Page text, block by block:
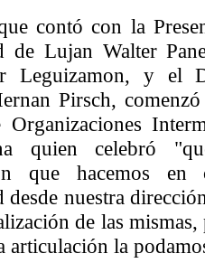
contó con la
de Lujan Walter
Leguizamon, y el
Pirsch,
quien celebró
que hacemos en
nuestra
de las
articulación la